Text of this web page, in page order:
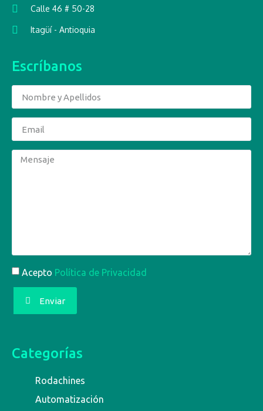
Calle 46 # 50-28
Itagüí - Antioquia
Escríbanos
Acepto Política de Privacidad
Enviar
Categorías
Rodachines
Automatización